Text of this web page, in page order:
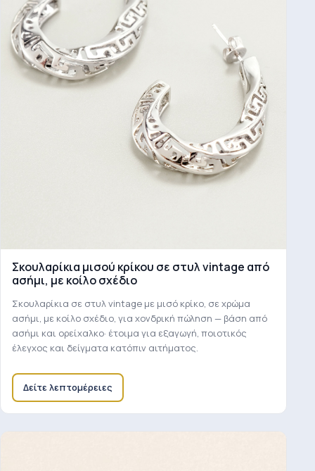
Σκουλαρίκια μισού κρίκου σε στυλ vintage από
ασήμι, με κοίλο σχέδιο
Σκουλαρίκια σε στυλ vintage με μισό κρίκο, σε χρώμα
ασήμι, με κοίλο σχέδιο, για χονδρική πώληση — βάση από
ασήμι και ορείχαλκο· έτοιμα για εξαγωγή, ποιοτικός
έλεγχος και δείγματα κατόπιν αιτήματος.
Δείτε λεπτομέρειες